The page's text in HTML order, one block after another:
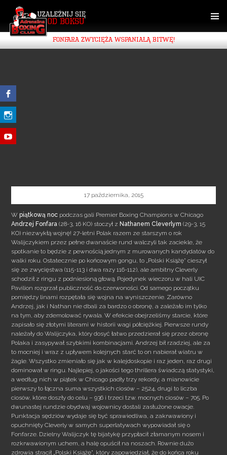
CONTENT
FONFARA ZWYCIĘŻA WSPANIAŁĄ BITWĘ!
17 października, 2015
Wpiątkową noc podczas gali Premier Boxing Champions w Chicago
Andrzej Fonfara (28-3, 16 KO) stoczył zNathanem Cleverlym (29-3, 15
KO) niezwykłą wojnę! 27-letni Polak razem ze starszym o rok
Walijczykiem przez pełne dwanaście rund walczyli tak zaciekle, że
spotkanie to będzie z pewnością jednym z murowanych kandydatów do
walki roku. Ostatecznie po końcowym gongu, to „Polski Książę” cieszył
się ze zwycięstwa (115-113 i dwa razy 116-112), ale ambitny Cleverly
schodził z ringu z podniesioną głową. Pojedynek wieczoru w hali UIC
Pavilion rozgrzał publiczność do czerwoności. Od samego początku
pomiędzy linami rozpętała się wojna na wyniszczenie. Zarówno
Andrzej, jak i Nathan nie dbali za bardzo o obronę, a zależało im tylko
na tym, aby zdemolować rywala. W efekcie obejrzeliśmy starcie, które
zapisało się złotymi literami w historii wagi półciężkiej. Pierwsze rundy
należały do Walijczyka, który dosyć łatwo przedzierał się przez obronę
Polaka i zasypywał szybkimi kombinacjami. Andrzej bił rzadziej, ale za
to mocniej i wraz z upływem kolejnych starć to on nabierał wiatru w
żagle. Wszystko zmieniało się jak w kalejdoskopie i raz jeden, raz drugi
dominował w ringu. Najlepiej, o jakości tego thrillera świadczą statystyki,
a według nich w piątek w Chicago padły trzy rekordy, a mianowicie
pierwszy to łączna suma wszystkich ciosów – 2524, drugi to liczba
ciosów, które doszły do celu – 936 i trzeci tzw. mocnych ciosów – 705. Po
dwunastej rundzie obydwaj wojownicy dostali zasłużone owacje.
Punktacja sędziów wydaje się być sprawiedliwa, a zakrwawiony i
opuchnięty Cleverly w samych superlatywach wypowiadał się o
Fonfarze. Dzielny Walijczyk tę bijatykę przypłacił złamanym nosem i
rozkrwawionym uchem, a halę opuścił na noszach. Równie dużo
zdrowia stracił „Polski Książę”, który zapowiedział, że do końca roku